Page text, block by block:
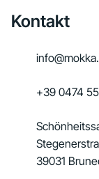
Kontakt
+39 0474
39031